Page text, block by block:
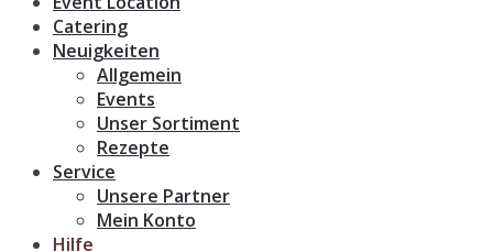
Catering
Neuigkeiten
Allgemein
Events
Unser Sortiment
Rezepte
Service
Unsere Partner
Mein Konto
Hilfe